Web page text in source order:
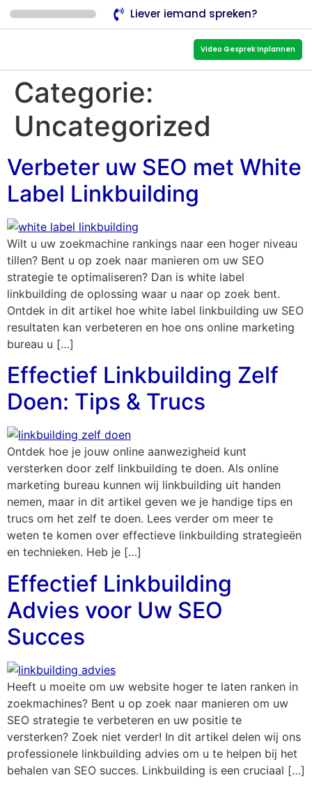
Liever iemand spreken?
Video Gesprek Inplannen
Categorie:
Uncategorized
Verbeter uw SEO met White
Label Linkbuilding
Wilt u uw zoekmachine rankings naar een hoger niveau
tillen? Bent u op zoek naar manieren om uw SEO
strategie te optimaliseren? Dan is white label
linkbuilding de oplossing waar u naar op zoek bent.
Ontdek in dit artikel hoe white label linkbuilding uw SEO
resultaten kan verbeteren en hoe ons online marketing
bureau u […]
Effectief Linkbuilding Zelf
Doen: Tips & Trucs
Ontdek hoe je jouw online aanwezigheid kunt
versterken door zelf linkbuilding te doen. Als online
marketing bureau kunnen wij linkbuilding uit handen
nemen, maar in dit artikel geven we je handige tips en
trucs om het zelf te doen. Lees verder om meer te
weten te komen over effectieve linkbuilding strategieën
en technieken. Heb je […]
Effectief Linkbuilding
Advies voor Uw SEO
Succes
Heeft u moeite om uw website hoger te laten ranken in
zoekmachines? Bent u op zoek naar manieren om uw
SEO strategie te verbeteren en uw positie te
versterken? Zoek niet verder! In dit artikel delen wij ons
professionele linkbuilding advies om u te helpen bij het
behalen van SEO succes. Linkbuilding is een cruciaal […]